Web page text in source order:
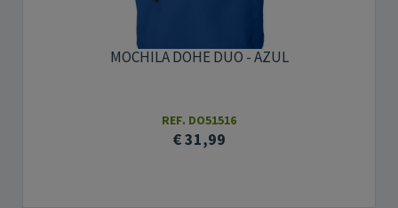
MOCHILA DOHE DUO - AZUL
REF. DO51516
€ 31,99